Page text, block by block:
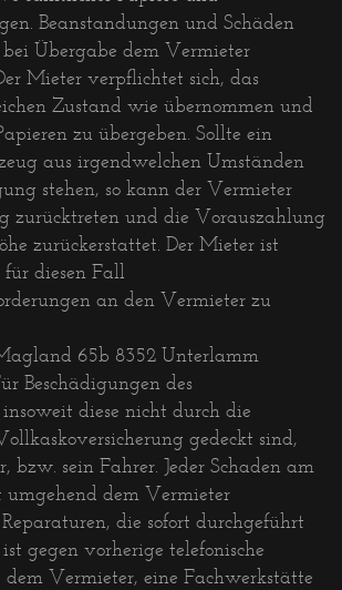
Beanstandungen und Schäden
Übergabe dem Vermieter
Mieter verpflichtet sich, das
Zustand wie übernommen und
zu übergeben. Sollte ein
aus irgendwelchen Umständen
stehen, so kann der Vermieter
zurücktreten und die Vorauszahlung
zurückerstattet. Der Mieter ist
diesen Fall
an den Vermieter zu
65b 8352 Unterlamm
Beschädigungen des
diese nicht durch die
gedeckt sind,
bzw. sein Fahrer. Jeder Schaden am
dem Vermieter
die sofort durchgeführt
gegen vorherige telefonische
dem Vermieter, eine Fachwerkstätte